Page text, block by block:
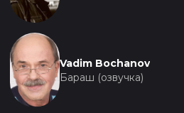
Vadim Bochanov
Бараш (озвучка)